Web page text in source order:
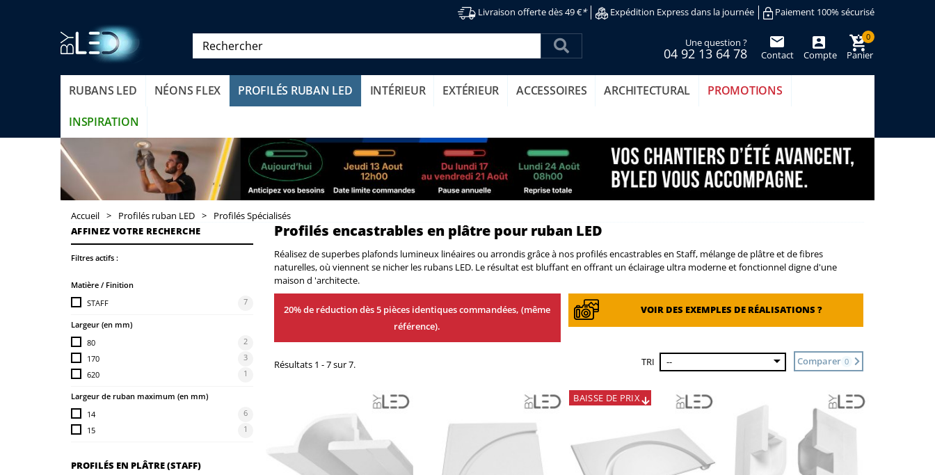
Livraison offerte dès 49 €* Expédition Express dans la journée Paiement 100% sécurisé
Panier
0
Compte
Contact
Une question ?
04 92 13 64 78
RUBANS LED NÉONS FLEX PROFILÉS RUBAN LED INTÉRIEUR EXTÉRIEUR ACCESSOIRES ARCHITECTURAL PROMOTIONS
INSPIRATION
Accueil > Profilés ruban LED >
Profilés Spécialisés
AFFINEZ VOTRE RECHERCHE
Filtres actifs :
Matière / Finition
STAFF
7
Largeur (en mm)
80
2
170
3
620
1
Largeur de ruban maximum (en mm)
14
6
15
1
PROFILÉS EN PLÂTRE (STAFF)
Profilés encastrables en plâtre pour ruban LED
Réalisez de superbes plafonds lumineux linéaires ou arrondis grâce à nos profilés encastrables en Staff, mélange de plâtre et de fibres
naturelles, où viennent se nicher les rubans LED. Le résultat est bluffant en offrant un éclairage ultra moderne et fonctionnel digne d'une
maison d 'architecte.
20% de réduction dès 5 pièces identiques commandées, (même
référence).
VOIR DES EXEMPLES DE RÉALISATIONS ?
Résultats 1 - 7 sur 7. TRI -- Comparer 0
BAISSE DE PRIX